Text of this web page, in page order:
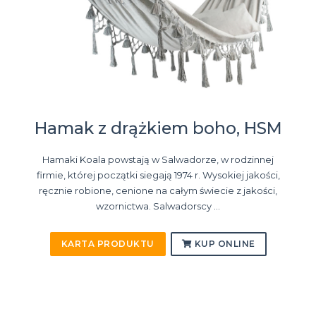
Hamak z drążkiem boho, HSM
Hamaki Koala powstają w Salwadorze, w rodzinnej
firmie, której początki siegają 1974 r. Wysokiej jakości,
ręcznie robione, cenione na całym świecie z jakości,
wzornictwa. Salwadorscy ...
KARTA PRODUKTU KUP ONLINE